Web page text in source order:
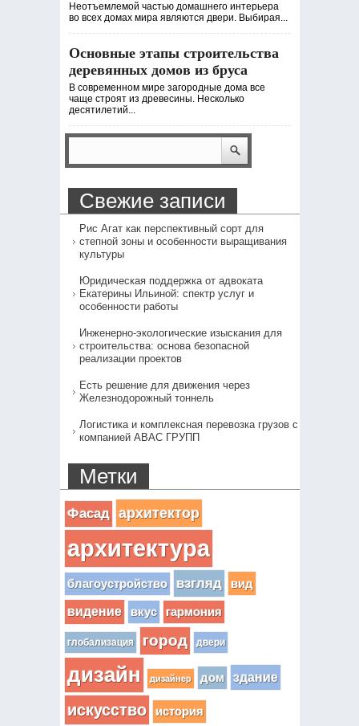
Неотъемлемой частью домашнего интерьера
во всех домах мира являются двери. Выбирая...
Основные этапы строительства
деревянных домов из бруса
В современном мире загородные дома все
чаще строят из древесины. Несколько
десятилетий...
Свежие записи
Рис Агат как перспективный сорт для
степной зоны и особенности выращивания
культуры
Юридическая поддержка от адвоката
Екатерины Ильиной: спектр услуг и
особенности работы
Инженерно-экологические изыскания для
строительства: основа безопасной
реализации проектов
Есть решение для движения через
Железнодорожный тоннель
Логистика и комплексная перевозка грузов с
компанией АВАС ГРУПП
Метки
Фасад архитектор
архитектура
благоустройство взгляд вид
видение вкус гармония
глобализация город двери
дизайн дизайнер дом здание
искусство история